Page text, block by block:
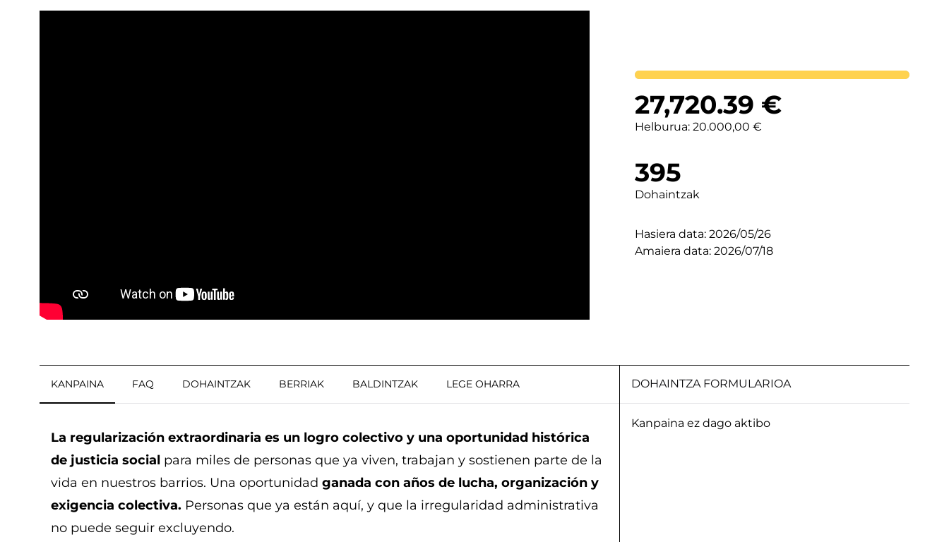
Lortutakoa
27,720.39 €
Helburua: 20.000,00 €
395
Dohaintzak
Hasiera data: 2026/05/26
Amaiera data: 2026/07/18
KANPAINA FAQ DOHAINTZAK BERRIAK BALDINTZAK LEGE OHARRA
La regularización extraordinaria es un logro colectivo y una oportunidad histórica
de justicia social para miles de personas que ya viven, trabajan y sostienen parte de la
vida en nuestros barrios. Una oportunidad ganada con años de lucha, organización y
exigencia colectiva. Personas que ya están aquí, y que la irregularidad administrativa
no puede seguir excluyendo.
DOHAINTZA FORMULARIOA
Kanpaina ez dago aktibo